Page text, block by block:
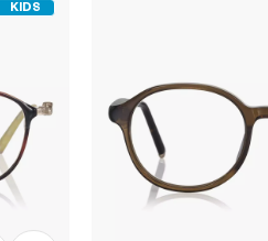
KIDS